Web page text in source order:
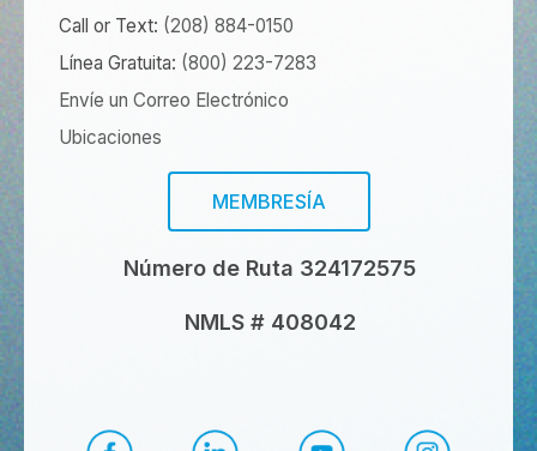
Call or Text: (208) 884-0150
Línea Gratuita: (800) 223-7283
Envíe un Correo Electrónico
Ubicaciones
MEMBRESÍA
Número de Ruta 324172575
NMLS # 408042